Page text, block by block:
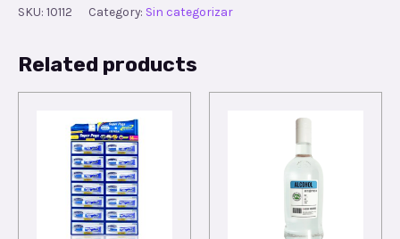
SKU: 10112 Category: Sin categorizar
Related products